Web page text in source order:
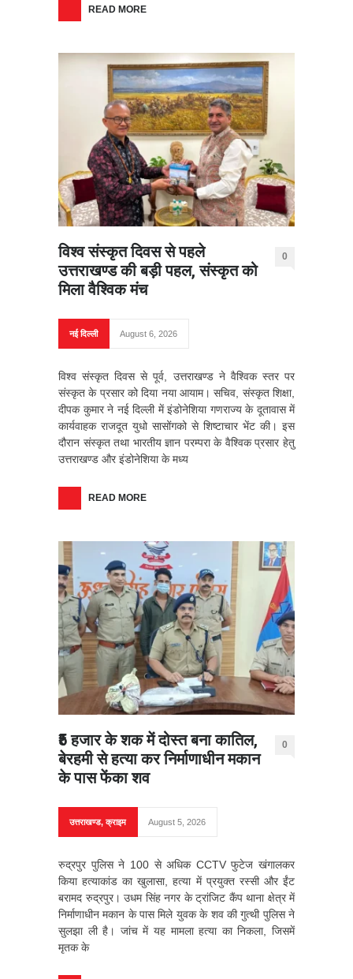
READ MORE
विश्व संस्कृत दिवस से पहले
उत्तराखण्ड की बड़ी पहल, संस्कृत को
मिला वैश्विक मंच
0
नई दिल्ली August 6, 2026
विश्व संस्कृत दिवस से पूर्व, उत्तराखण्ड ने वैश्विक स्तर पर
संस्कृत के प्रसार को दिया नया आयाम। सचिव, संस्कृत शिक्षा,
दीपक कुमार ने नई दिल्ली में इंडोनेशिया गणराज्य के दूतावास में
कार्यवाहक राजदूत युधो सासोंगको से शिष्टाचार भेंट की। इस
दौरान संस्कृत तथा भारतीय ज्ञान परम्परा के वैश्विक प्रसार हेतु
उत्तराखण्ड और इंडोनेशिया के मध्य
READ MORE
₹5 हजार के शक में दोस्त बना कातिल,
बेरहमी से हत्या कर निर्माणाधीन मकान
के पास फेंका शव
0
उत्तराखण्ड,क्राइम August 5, 2026
रुद्रपुर पुलिस ने 100 से अधिक CCTV फुटेज खंगालकर
किया हत्याकांड का खुलासा, हत्या में प्रयुक्त रस्सी और ईंट
बरामद रुद्रपुर। उधम सिंह नगर के ट्रांजिट कैंप थाना क्षेत्र में
निर्माणाधीन मकान के पास मिले युवक के शव की गुत्थी पुलिस ने
सुलझा ली है। जांच में यह मामला हत्या का निकला, जिसमें
मृतक के